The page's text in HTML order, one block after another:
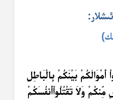
ْأَموالكم بينكم بالباطِل
منكم ولا تقتلواأَنفسكم